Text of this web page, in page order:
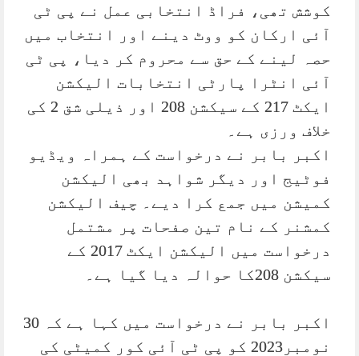
کوشش تھی، فراڈ انتخابی عمل نے پی ٹی
آئی ارکان کو ووٹ دینے اور انتخاب میں
حصہ لینے کے حق سے محروم کر دیا، پی ٹی
آئی انٹرا پارٹی انتخابات الیکشن
ایکٹ 217 کے سیکشن 208 اور ذیلی شق 2 کی
خلاف ورزی ہے۔
اکبر بابر نے درخواست کے ہمراہ ویڈیو
فوٹیج اور دیگر شواہد بھی الیکشن
کمیشن میں جمع کرا دیے۔ چیف الیکشن
کمشنر کے نام تین صفحات پر مشتمل
درخواست میں الیکشن ایکٹ 2017 کے
سیکشن 208کا حوالہ دیا گیا ہے۔
اکبر بابر نے درخواست میں کہا ہے کہ 30
نومبر2023 کو پی ٹی آئی کور کمیٹی کی